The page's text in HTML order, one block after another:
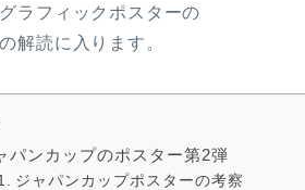
ラフィックポスターの
解読に入ります。
パンカップのポスター第2弾
ジャパンカップポスターの考察